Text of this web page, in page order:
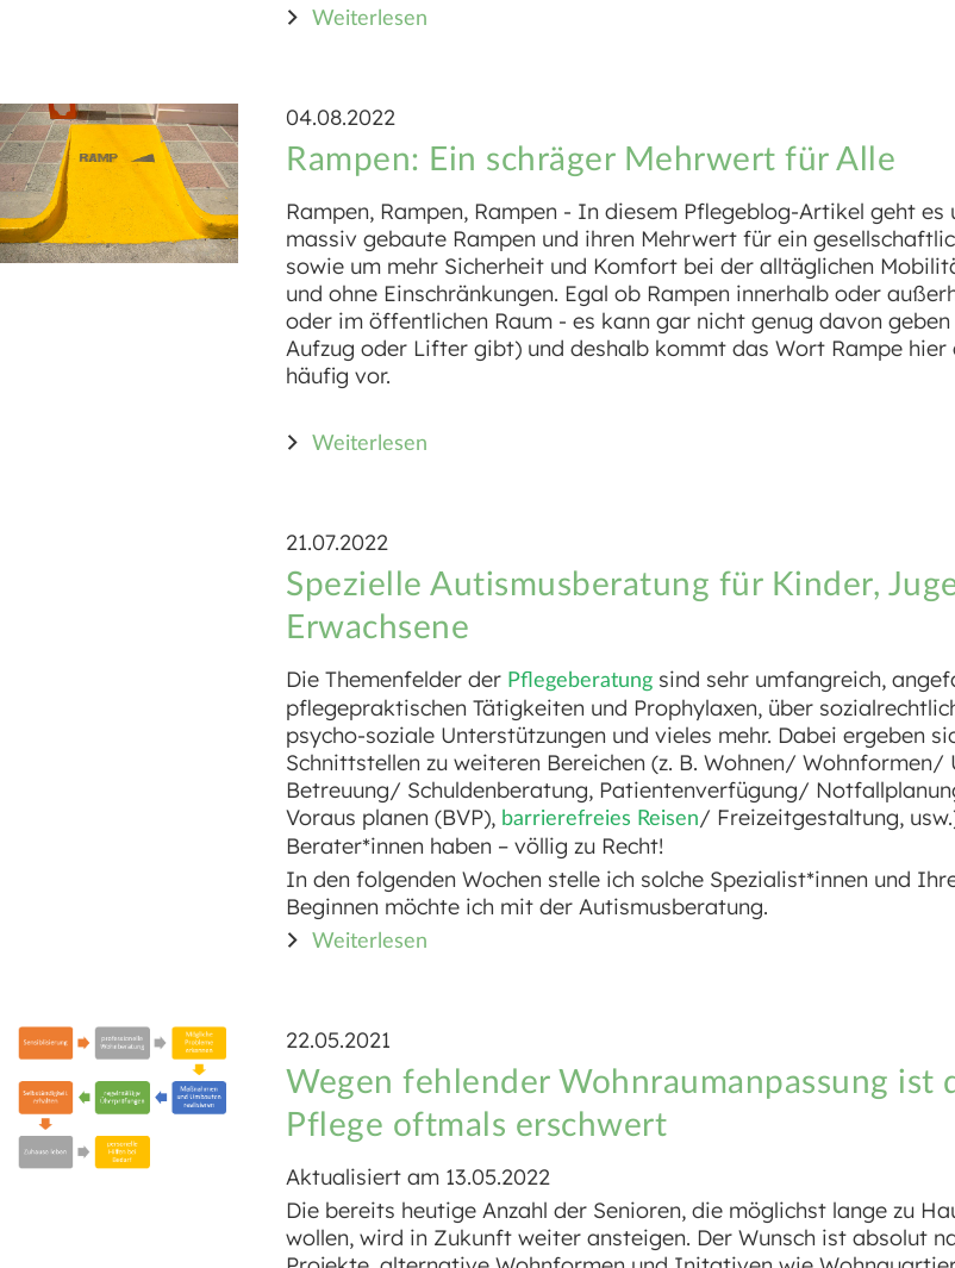
Weiterlesen
04.08.2022
Rampen: Ein schräger Mehrwert für Alle
Rampen, Rampen, Rampen - In diesem Pflegeblog-Artikel geht es
massiv gebaute Rampen und ihren Mehrwert für ein
sowie um mehr Sicherheit und Komfort bei der alltäglichen
und ohne Einschränkungen. Egal ob Rampen innerhalb oder
oder im öffentlichen Raum - es kann gar nicht genug davon
Aufzug oder Lifter gibt) und deshalb kommt das Wort Rampe hier
häufig vor.
Weiterlesen
21.07.2022
Spezielle Autismusberatung für Kinder,
Erwachsene
Die Themenfelder der Pflegeberatung sind sehr umfangreich,
pflegepraktischen Tätigkeiten und Prophylaxen, über
psycho-soziale Unterstützungen und vieles mehr. Dabei ergeben
Schnittstellen zu weiteren Bereichen (z. B. Wohnen/ Wohnformen/
Betreuung/ Schuldenberatung, Patientenverfügung/
Voraus planen (BVP), barrierefreies Reisen/ Freizeitgestaltung,
Berater*innen haben – völlig zu Recht!
In den folgenden Wochen stelle ich solche Spezialist*innen und
Beginnen möchte ich mit der Autismusberatung.
Weiterlesen
22.05.2021
Wegen fehlender Wohnraumanpassung ist
Pflege oftmals erschwert
Aktualisiert am 13.05.2022
Die bereits heutige Anzahl der Senioren, die möglichst lange zu
wollen, wird in Zukunft weiter ansteigen. Der Wunsch ist absolut